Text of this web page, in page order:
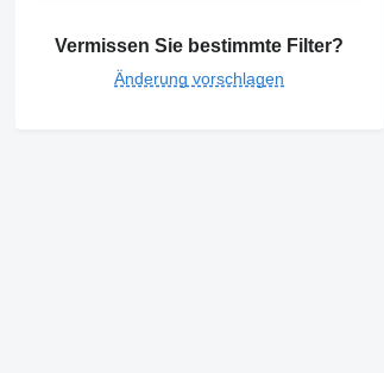
Vermissen Sie bestimmte Filter?
Änderung vorschlagen